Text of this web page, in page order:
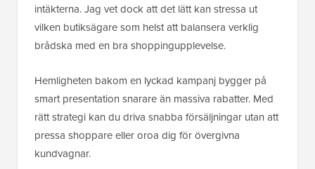
intäkterna. Jag vet dock att det lätt kan stressa ut
vilken butiksägare som helst att balansera verklig
brådska med en bra shoppingupplevelse.
Hemligheten bakom en lyckad kampanj bygger på
smart presentation snarare än massiva rabatter. Med
rätt strategi kan du driva snabba försäljningar utan att
pressa shoppare eller oroa dig för övergivna
kundvagnar.